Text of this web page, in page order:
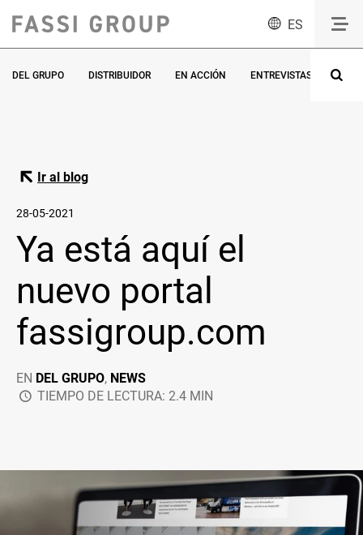
ES
DEL GRUPO DISTRIBUIDOR EN ACCIÓN ENTREVISTAS
Ir al blog
28-05-2021
Ya está aquí el
nuevo portal
fassigroup.com
EN DEL GRUPO, NEWS
TIEMPO DE LECTURA: 2.4 MIN